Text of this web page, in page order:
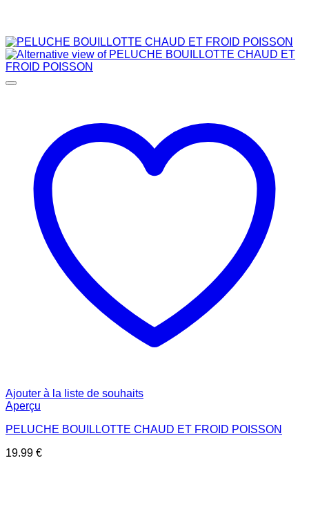
Ajouter à la liste de souhaits
Aperçu
PELUCHE BOUILLOTTE CHAUD ET FROID POISSON
19.99 €